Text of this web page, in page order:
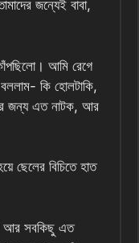
জন্যেই বাবা,
আমি রেগে
বললাম- কি হোলটাকি,
জন্য এত নাটক, আর
ছেলের বিচিতে হাত
আর সবকিছু এত